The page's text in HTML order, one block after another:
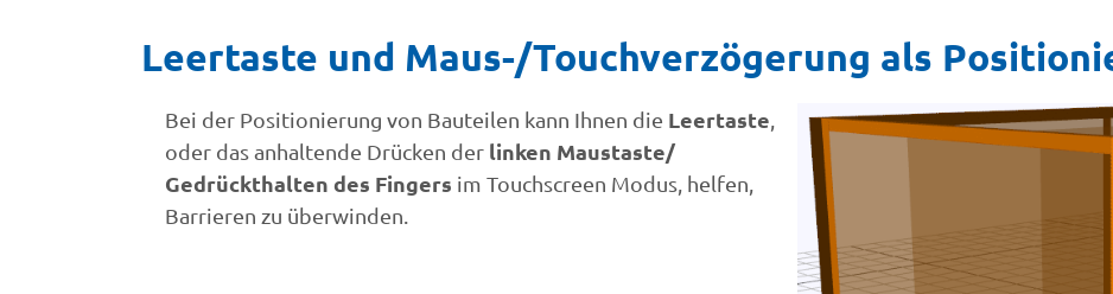
Bei der Positionierung von Bauteilen kann Ihnen die Leertaste
oder das anhaltende Drücken der linken Maustaste/
Gedrückthalten des Fingers im Touchscreen Modus, helfen,
Barrieren zu überwinden.
Leertaste und Maus-/Touchverzögerung als